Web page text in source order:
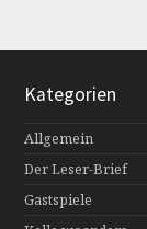
Kategorien
Allgemein
Der Leser-Brief
Gastspiele